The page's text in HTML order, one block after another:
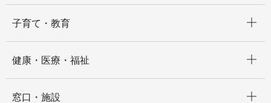
子育て・教育
健康・医療・福祉
窓口・施設